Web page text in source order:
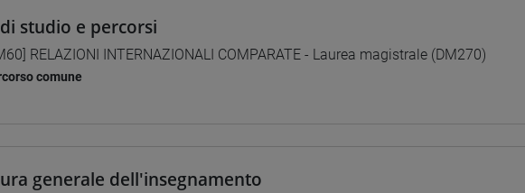
studio e percorsi
RELAZIONI INTERNAZIONALI COMPARATE - Laurea magistrale (DM270)
comune
generale dell'insegnamento